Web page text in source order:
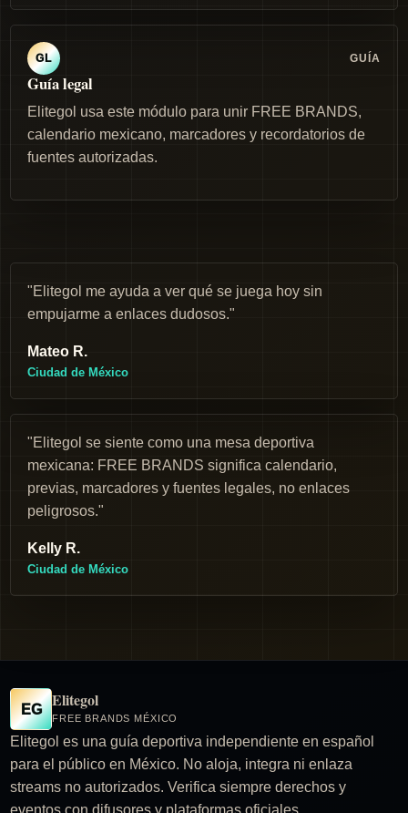
GL GUÍA
Guía legal
Elitegol usa este módulo para unir FREE BRANDS,
calendario mexicano, marcadores y recordatorios de
fuentes autorizadas.
"Elitegol me ayuda a ver qué se juega hoy sin
empujarme a enlaces dudosos."
Mateo R.
Ciudad de México
"Elitegol se siente como una mesa deportiva
mexicana: FREE BRANDS significa calendario,
previas, marcadores y fuentes legales, no enlaces
peligrosos."
Kelly R.
Ciudad de México
EG Elitegol
FREE BRANDS MÉXICO
Elitegol es una guía deportiva independiente en español
para el público en México. No aloja, integra ni enlaza
streams no autorizados. Verifica siempre derechos y
eventos con difusores y plataformas oficiales.